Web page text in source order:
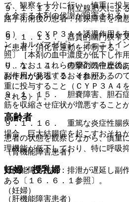
で、観察を十分に行い、慎重に投
を介する本剤の代謝が阻害される
６）． ＣＹＰ３Ａ４誘導作用を
ン、カルバマゼピン、フェニトイ
照〕［本剤の血中濃度が低下し作
り、なお、これらの薬剤の中止後
副作用が発現するおそれがあるの
重に投与すること（ＣＹＰ３Ａ４
される）］。
高齢者
患者の状態を観察しながら、慎重
理機能が低下しており、特に呼吸
妊婦・授乳婦
（妊婦）
９．１．１２． 前立腺肥大によ
路手術術後の患者：排尿障害を増
９．１．１３． 器質的幽門狭窄
た患者：消化管運動を抑制する。
９．１．１４． 痙攣の既往歴の
おそれがある〔２．４参照〕。
９．１．１５． 胆嚢障害、胆石
筋を収縮させ症状が増悪することが
９．１．１６． 重篤な炎症性腸
場合、巨大結腸症を起こすおそれ
（腎機能障害患者）
腎機能障害患者：排泄が遅延し副
ある〔１６．６．１参照〕。
（肝機能障害患者）